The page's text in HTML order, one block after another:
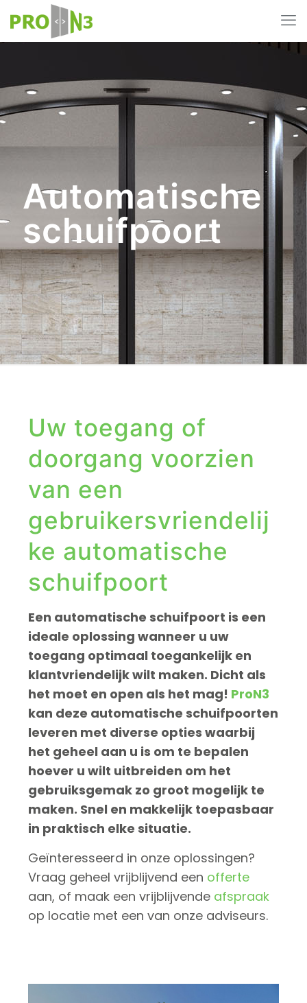
Automatische
schuifpoort
Uw toegang of
doorgang voorzien
van een
gebruikersvriendelij
ke automatische
schuifpoort
Een automatische schuifpoort is een
ideale oplossing wanneer u uw
toegang optimaal toegankelijk en
klantvriendelijk wilt maken. Dicht als
het moet en open als het mag! ProN3
kan deze automatische schuifpoorten
leveren met diverse opties waarbij
het geheel aan u is om te bepalen
hoever u wilt uitbreiden om het
gebruiksgemak zo groot mogelijk te
maken. Snel en makkelijk toepasbaar
in praktisch elke situatie.
Geïnteresseerd in onze oplossingen?
Vraag geheel vrijblijvend een offerte
aan, of maak een vrijblijvende afspraak
op locatie met een van onze adviseurs.